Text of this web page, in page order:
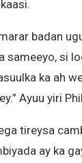
badan
sameeyo, si
ka ah
Ayuu yiri
tireysa
ay ka